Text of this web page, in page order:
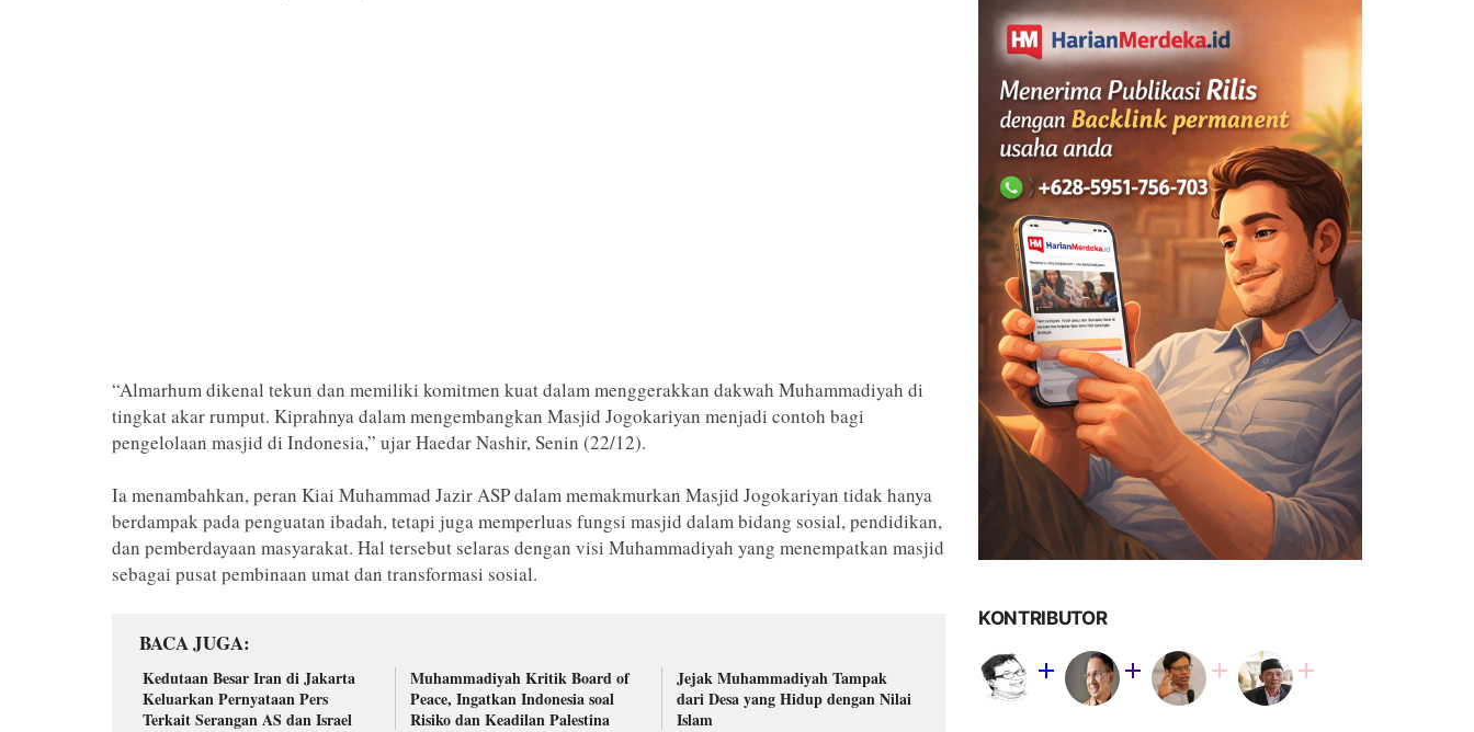
“Almarhum dikenal tekun dan memiliki komitmen kuat dalam menggerakkan dakwah Muhammadiyah di
tingkat akar rumput. Kiprahnya dalam mengembangkan Masjid Jogokariyan menjadi contoh bagi
pengelolaan masjid di Indonesia,” ujar Haedar Nashir, Senin (22/12).
Ia menambahkan, peran Kiai Muhammad Jazir ASP dalam memakmurkan Masjid Jogokariyan tidak hanya
berdampak pada penguatan ibadah, tetapi juga memperluas fungsi masjid dalam bidang sosial, pendidikan,
dan pemberdayaan masyarakat. Hal tersebut selaras dengan visi Muhammadiyah yang menempatkan masjid
sebagai pusat pembinaan umat dan transformasi sosial.
BACA JUGA
Kedutaan Besar Iran di Jakarta
Keluarkan Pernyataan Pers
Terkait Serangan AS dan Israel
Muhammadiyah Kritik Board of
Peace, Ingatkan Indonesia soal
Risiko dan Keadilan Palestina
Jejak Muhammadiyah Tampak
dari Desa yang Hidup dengan Nilai
Islam
KONTRIBUTOR